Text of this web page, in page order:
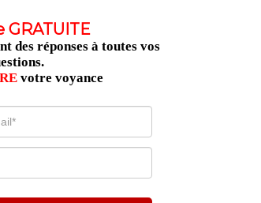
GRATUITE
des réponses à toutes vos
votre voyance